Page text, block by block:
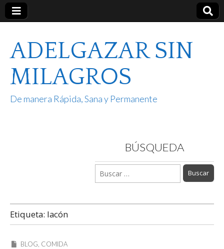
ADELGAZAR SIN
MILAGROS
De manera Rápida, Sana y Permanente
BÚSQUEDA
Buscar:
Etiqueta: lacón
BLOG, COMIDA